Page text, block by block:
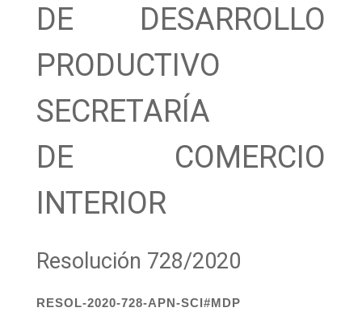
DE DESARROLLO
PRODUCTIVO
SECRETARÍA
DE COMERCIO
INTERIOR
Resolución 728/2020
RESOL-2020-728-APN-SCI#MDP